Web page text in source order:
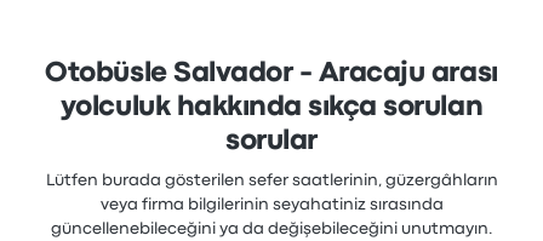
fiyatı ₺1.676
Otobüsle Salvador - Aracaju arası
yolculuk hakkında sıkça sorulan
sorular
Lütfen burada gösterilen sefer saatlerinin, güzergâhların
veya firma bilgilerinin seyahatiniz sırasında
güncellenebileceğini ya da değişebileceğini unutmayın.